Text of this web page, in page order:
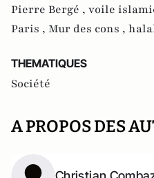
Pierre Bergé , voile
Paris , Mur des cons ,
THEMATIQUES
Société
A PROPOS DES